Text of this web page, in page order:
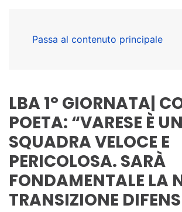
Passa al contenuto principale
LBA 1° GIORNATA|
POETA: “VARESE È
SQUADRA VELOCE E
PERICOLOSA. SARÀ
FONDAMENTALE LA
TRANSIZIONE